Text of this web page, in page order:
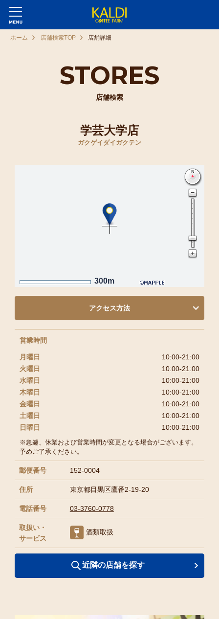
STORES
店舗検索
ホーム 店舗検索TOP 店舗詳細
学芸大学店
ガクゲイダイガクテン
300m
営業時間
月曜日
10:00-21:00
火曜日
10:00-21:00
水曜日
10:00-21:00
木曜日
10:00-21:00
金曜日
10:00-21:00
土曜日
10:00-21:00
日曜日
10:00-21:00
※急遽、休業および営業時間が変更となる場合がございます。
予めご了承ください。
郵便番号 152-0004
住所 東京都目黒区鷹番2-19-20
電話番号 03-3760-0778
取扱い・
サービス
酒類取扱
アクセス方法